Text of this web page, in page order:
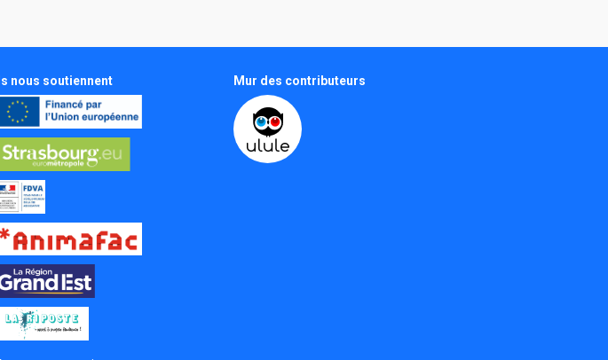
Ils nous soutiennent Mur des contributeurs